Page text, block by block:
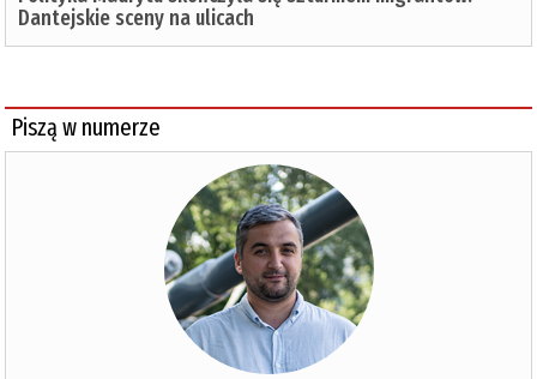
Dantejskie sceny na ulicach
Piszą w numerze